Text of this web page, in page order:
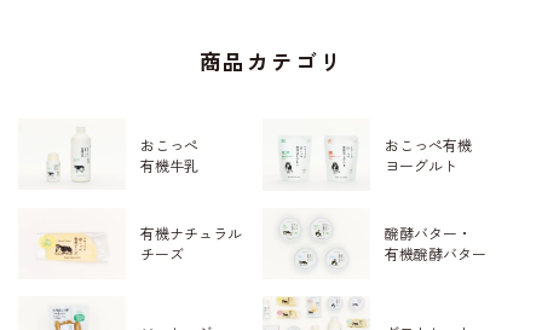
商品カテゴリ
おこっぺ
有機牛乳
おこっぺ有機
ヨーグルト
有機ナチュラル
チーズ
醗酵バター・
有機醗酵バター